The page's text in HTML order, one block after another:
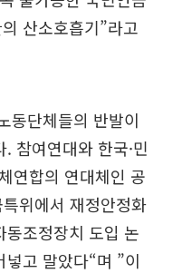
산소호흡기”라고
동단체들의 반발이
참여연대와 한국·민
연합의 연대체인 공
위에서 재정안정화
조정장치 도입 논
고 말았다“며 ”이